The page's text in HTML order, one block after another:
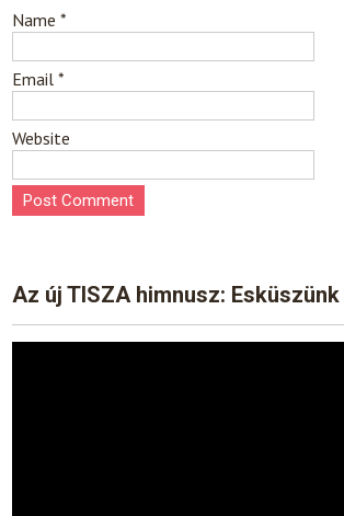
Name*
Email*
Website
Az új TISZA himnusz: Esküszünk